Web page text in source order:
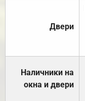
Двери
Наличники на
окна и двери